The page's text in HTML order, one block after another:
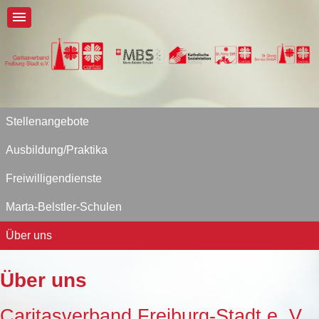
Stellenangebote
Ausbildung/Praktika
Freiwilligendienste
Marta-Belstler-Schulen
Über uns
Über uns